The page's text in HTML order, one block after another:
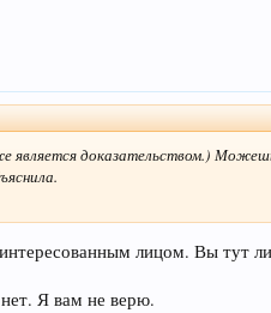
доказательством.)
лицом. Вы тут
Я вам не верю.